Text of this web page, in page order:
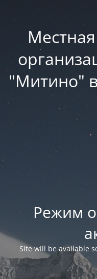
"Митино"
Режим
Site will be available